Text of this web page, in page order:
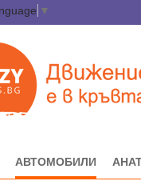
▼
АВТОМОБИЛИ